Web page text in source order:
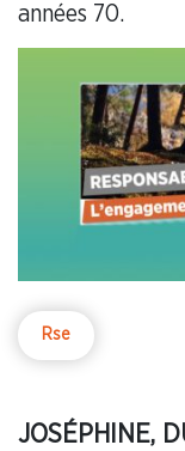
années 70.
Rse
JOSÉPHINE,